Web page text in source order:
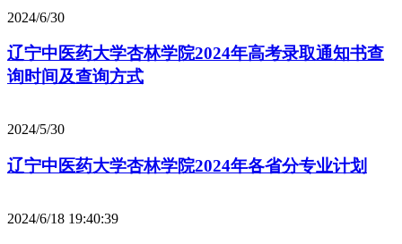
2024/6/30
辽宁中医药大学杏林学院2024年高考录取通知书查
询时间及查询方式
2024/5/30
辽宁中医药大学杏林学院2024年各省分专业计划
2024/6/18 19:40:39